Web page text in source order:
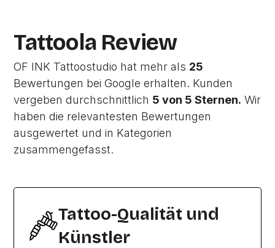
Tattoola Review
OF INK Tattoostudio hat mehr als 25
Bewertungen bei Google erhalten. Kunden
vergeben durchschnittlich 5 von 5 Sternen. Wir
haben die relevantesten Bewertungen
ausgewertet und in Kategorien
zusammengefasst.
Tattoo-Qualität und
Künstler